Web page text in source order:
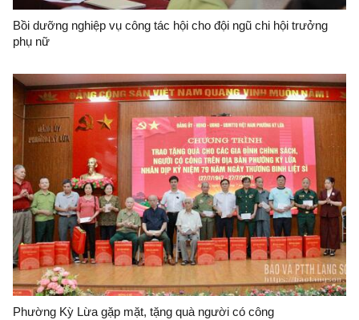
Bồi dưỡng nghiệp vụ công tác hội cho đội ngũ chi hội trưởng
phụ nữ
Phường Kỳ Lừa gặp mặt, tặng quà người có công